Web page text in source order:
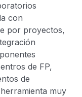
con
por proyectos,
de FP,
de
muy